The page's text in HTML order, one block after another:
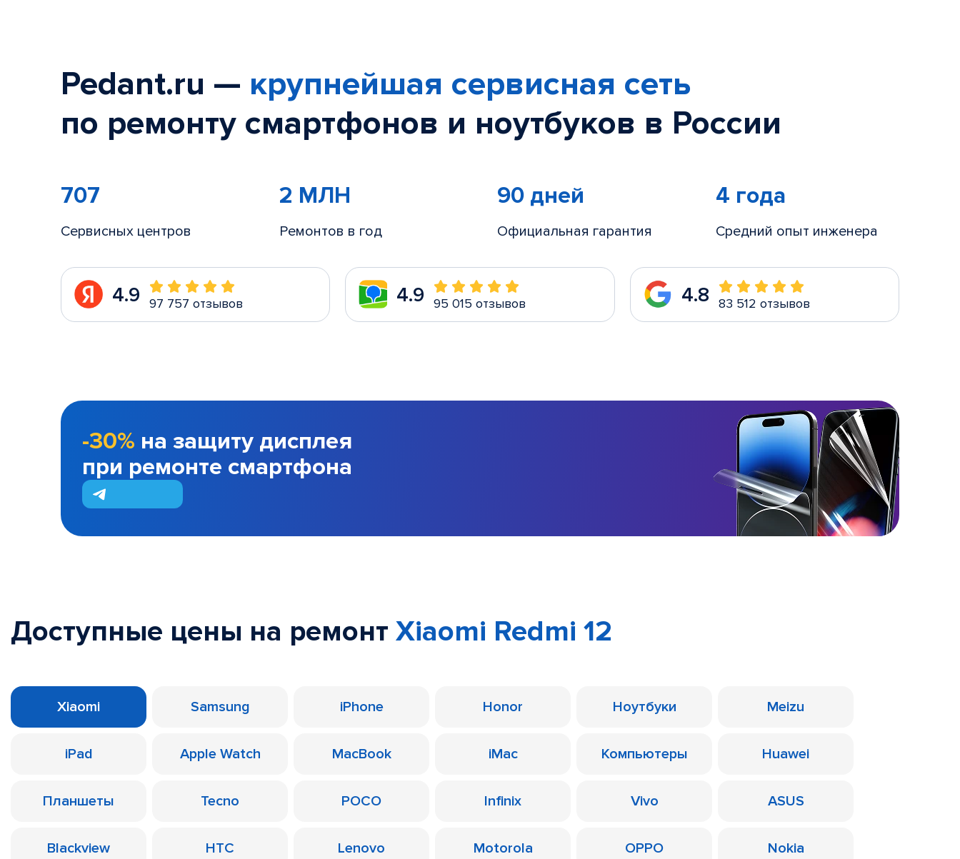
Pedant.ru — крупнейшая сервисная сеть
по ремонту смартфонов и ноутбуков в России
707
Сервисных центров
2 МЛН
Ремонтов в год
90 дней
Официальная гарантия
4 года
Средний опыт инженера
4.9 97 757 отзывов 4.9 95 015 отзывов 4.8 83 512 отзывов
-30% на защиту дисплея
при ремонте смартфона
Доступные цены на ремонт Xiaomi Redmi 12
Xiaomi Samsung iPhone Honor Ноутбуки Meizu
iPad Apple Watch MacBook iMac Компьютеры Huawei
Планшеты Tecno POCO Infinix Vivo ASUS
Blackview HTC Lenovo Motorola OPPO Nokia